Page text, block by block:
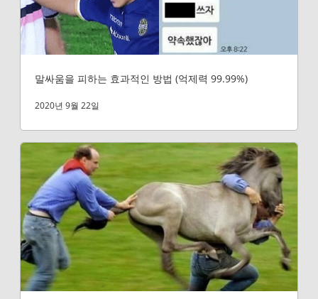
말싸움을 피하는 효과적인 방법 (억제력 99.99%)
2020년 9월 22일